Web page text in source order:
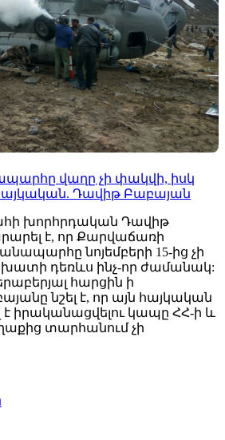
վաղը չի փակվի, իսկ
հայկական. Դավիթ Բաբայան
խորհրդական Դավիթ
է, որ Քարվաճառի
նոյեմբերի 15-ից չի
դեռևս ինչ-որ ժամանակ:
հարցին ի
նշել է, որ այն հայկական
է իրականացվելու կապը ՀՀ-ի և
տարհանում չի